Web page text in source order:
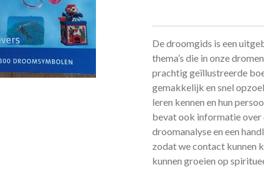
De droomgids is een
thema’s die in onze
prachtig geïllustreerde
gemakkelijk en snel
leren kennen en hun
bevat ook informatie over
droomanalyse en een
zodat we contact kunnen
kunnen groeien op